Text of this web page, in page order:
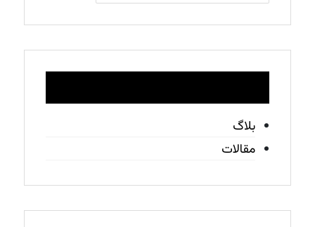
بلاگ
مقالات